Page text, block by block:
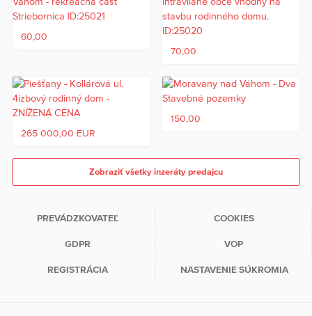
60,00
70,00
265 000,00 EUR
150,00
Zobraziť všetky inzeráty predajcu
PREVÁDZKOVATEĽ COOKIES
GDPR VOP
REGISTRÁCIA NASTAVENIE SÚKROMIA